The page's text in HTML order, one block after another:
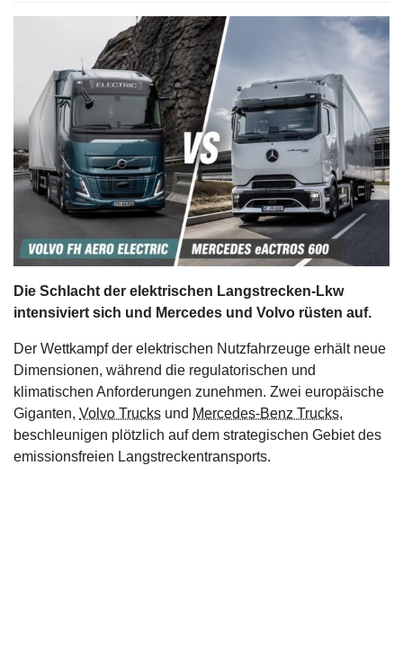
Die Schlacht der elektrischen Langstrecken-Lkw
intensiviert sich und Mercedes und Volvo rüsten auf.
Der Wettkampf der elektrischen Nutzfahrzeuge erhält neue
Dimensionen, während die regulatorischen und
klimatischen Anforderungen zunehmen. Zwei europäische
Giganten, Volvo Trucks und Mercedes-Benz Trucks,
beschleunigen plötzlich auf dem strategischen Gebiet des
emissionsfreien Langstreckentransports.